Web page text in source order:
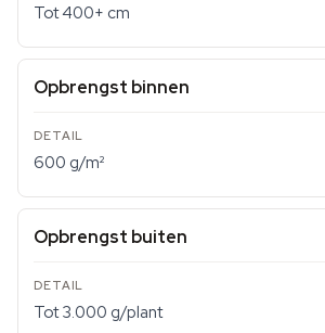
Tot 400+ cm
Opbrengst binnen
600 g/m²
Opbrengst buiten
Tot 3.000 g/plant